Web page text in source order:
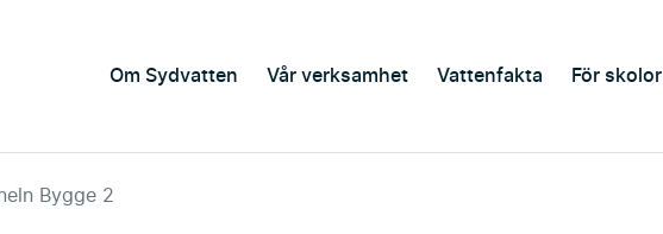
Om Sydvatten Vår verksamhet Vattenfakta För skolor
Bygge 2